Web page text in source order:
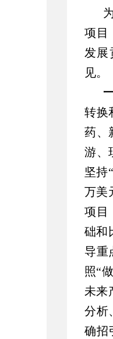
项目
发展
见。
转换
药、
游、
坚持
万美
项目
础和
导重
照“
未来
分析
确招